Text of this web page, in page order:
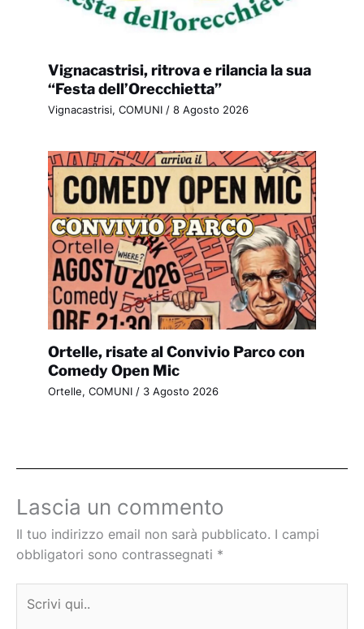
Vignacastrisi, ritrova e rilancia la sua
“Festa dell’Orecchietta”
Vignacastrisi, COMUNI/ 8 Agosto 2026
Ortelle, risate al Convivio Parco con
Comedy Open Mic
Ortelle, COMUNI/ 3 Agosto 2026
Lascia un commento
Il tuo indirizzo email non sarà pubblicato. I campi
obbligatori sono contrassegnati *
qui..